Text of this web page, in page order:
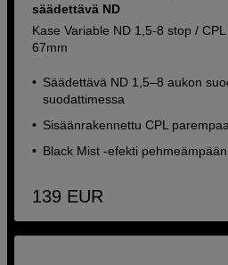
säädettävä ND
Kase Variable ND 1,5-8 stop /
67mm
Säädettävä ND 1,5–8 aukon
suodattimessa
Sisäänrakennettu CPL
Black Mist -efekti
139 EUR